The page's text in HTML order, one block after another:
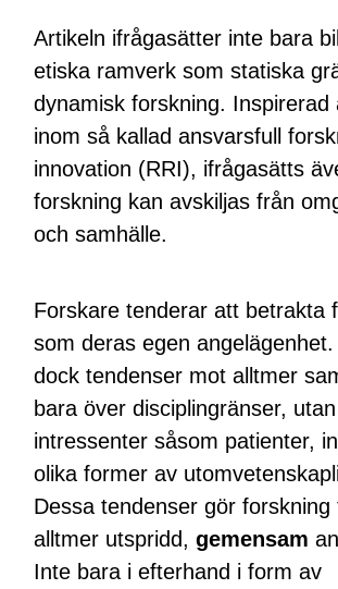
Artikeln ifrågasätter inte bara
etiska ramverk som statiska
dynamisk forskning. Inspirerad
inom så kallad ansvarsfull
innovation (RRI), ifrågasätts
forskning kan avskiljas från
och samhälle.
Forskare tenderar att betrakta
som deras egen
dock tendenser mot alltmer
bara över disciplingränser,
intressenter såsom patienter,
olika former av
Dessa tendenser gör forskning
alltmer utspridd,gemensam
Inte bara i efterhand i form av